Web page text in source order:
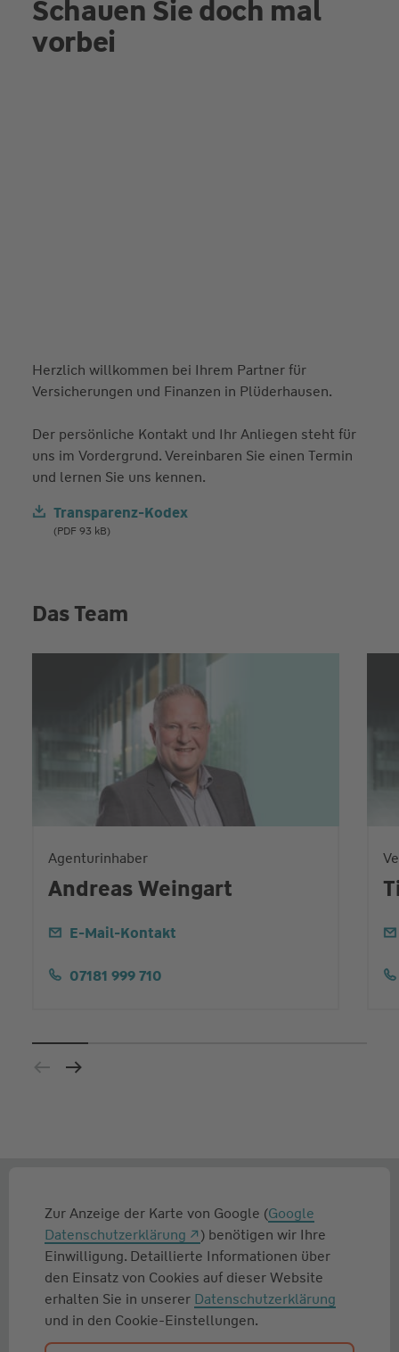
Schauen Sie doch mal
vorbei
Herzlich willkommen bei Ihrem Partner für
Versicherungen und Finanzen in Plüderhausen.
Der persönliche Kontakt und Ihr Anliegen steht für
uns im Vordergrund. Vereinbaren Sie einen Termin
und lernen Sie uns kennen.
Transparenz-Kodex
(PDF 93 kB)
Das Team
Agenturinhaber
Andreas Weingart
E-Mail-Kontakt
07181 999 710
Zur Anzeige der Karte von Google (Google
Datenschutzerklärung
) benötigen wir Ihre
Einwilligung. Detaillierte Informationen über
den Einsatz von Cookies auf dieser Website
erhalten Sie in unserer Datenschutzerklärung
und in den Cookie-Einstellungen.